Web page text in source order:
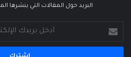
البريد حول المقالات التي ينشرها
بريدك
الإلكتروني